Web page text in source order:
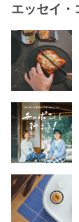
エッセイ・